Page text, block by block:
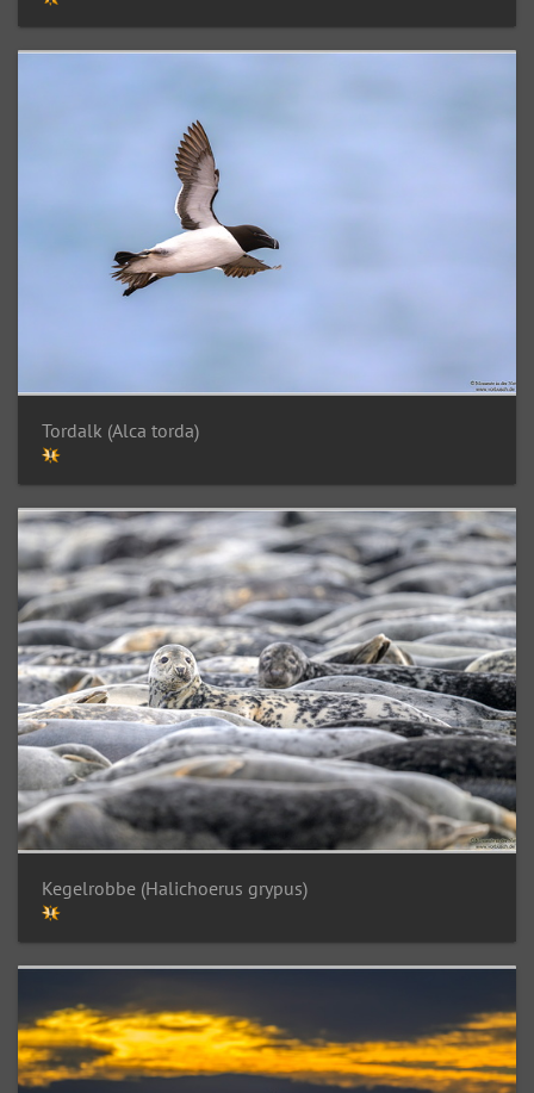
Tordalk (Alca torda)
Kegelrobbe (Halichoerus grypus)